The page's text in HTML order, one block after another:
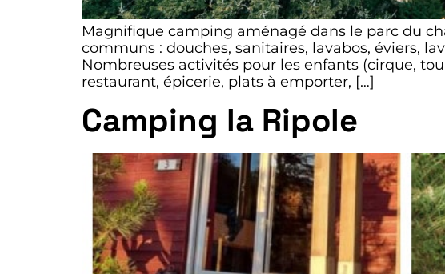
Magnifique camping aménagé dans le parc du
communs : douches, sanitaires, lavabos, éviers,
Nombreuses activités pour les enfants (cirque,
restaurant, épicerie, plats à emporter, […]
Camping la Ripole